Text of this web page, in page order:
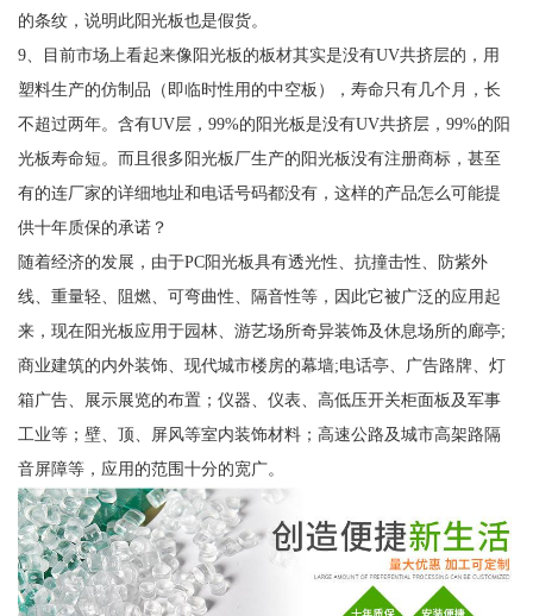
的条纹，说明此阳光板也是假货。
9、目前市场上看起来像阳光板的板材其实是没有UV共挤层的，用
塑料生产的仿制品（即临时性用的中空板），寿命只有几个月，长
不超过两年。含有UV层，99%的阳光板是没有UV共挤层，99%的阳
光板寿命短。而且很多阳光板厂生产的阳光板没有注册商标，甚至
有的连厂家的详细地址和电话号码都没有，这样的产品怎么可能提
供十年质保的承诺？
随着经济的发展，由于PC阳光板具有透光性、抗撞击性、防紫外
线、重量轻、阻燃、可弯曲性、隔音性等，因此它被广泛的应用起
来，现在阳光板应用于园林、游艺场所奇异装饰及休息场所的廊亭;
商业建筑的内外装饰、现代城市楼房的幕墙;电话亭、广告路牌、灯
箱广告、展示展览的布置；仪器、仪表、高低压开关柜面板及军事
工业等；壁、顶、屏风等室内装饰材料；高速公路及城市高架路隔
音屏障等，应用的范围十分的宽广。